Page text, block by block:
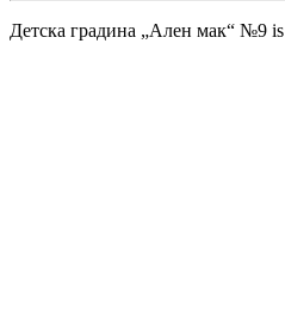
Детска градина „Ален мак“ №9